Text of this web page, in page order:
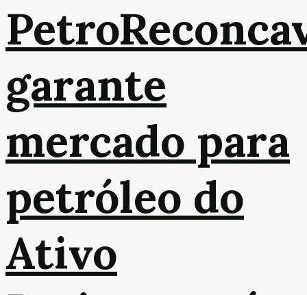
garante
mercado para
petróleo do
Ativo